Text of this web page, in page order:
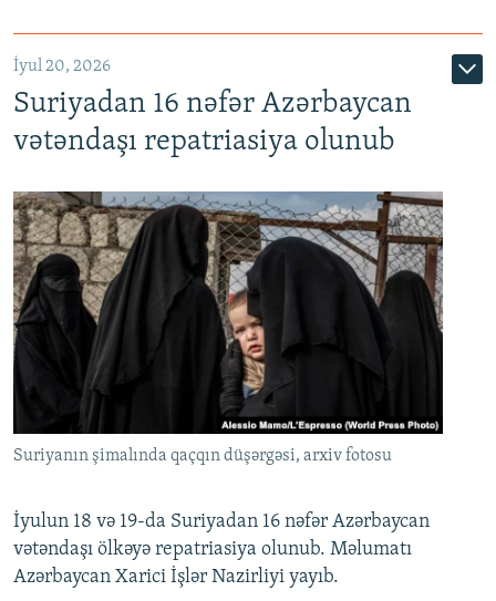
Auto
İyul 20, 2026
Suriyadan 16 nəfər Azərbaycan
vətəndaşı repatriasiya olunub
Suriyanın şimalında qaçqın düşərgəsi, arxiv fotosu
İyulun 18 və 19-da Suriyadan 16 nəfər Azərbaycan
vətəndaşı ölkəyə repatriasiya olunub. Məlumatı
Azərbaycan Xarici İşlər Nazirliyi yayıb.